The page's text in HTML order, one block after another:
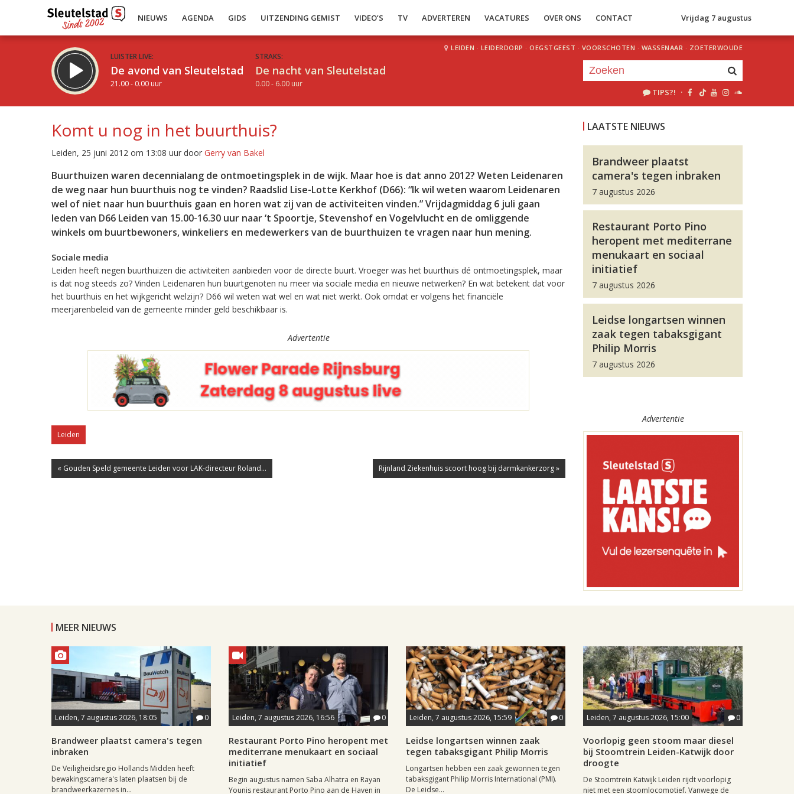
NIEUWS AGENDA GIDS UITZENDING GEMIST VIDEO’S TV ADVERTEREN VACATURES OVER ONS CONTACT Vrijdag 7 augustus
LUISTER LIVE:
De avond van Sleutelstad
21.00 - 0.00 uur
STRAKS:
De nacht van Sleutelstad
0.00 - 6.00 uur
LEIDEN · LEIDERDORP · OEGSTGEEST · VOORSCHOTEN · WASSENAAR · ZOETERWOUDE
TIPS?! ·
Inklappen
Komt u nog in het buurthuis?
Leiden, 25 juni 2012 om 13:08 uur door Gerry van Bakel
Buurthuizen waren decennialang de ontmoetingsplek in de wijk. Maar hoe is dat anno 2012? Weten Leidenaren
de weg naar hun buurthuis nog te vinden? Raadslid Lise-Lotte Kerkhof (D66): “Ik wil weten waarom Leidenaren
wel of niet naar hun buurthuis gaan en horen wat zij van de activiteiten vinden.” Vrijdagmiddag 6 juli gaan
leden van D66 Leiden van 15.00-16.30 uur naar ‘t Spoortje, Stevenshof en Vogelvlucht en de omliggende
winkels om buurtbewoners, winkeliers en medewerkers van de buurthuizen te vragen naar hun mening.
Sociale media
Leiden heeft negen buurthuizen die activiteiten aanbieden voor de directe buurt. Vroeger was het buurthuis dé ontmoetingsplek, maar
is dat nog steeds zo? Vinden Leidenaren hun buurtgenoten nu meer via sociale media en nieuwe netwerken? En wat betekent dat voor
het buurthuis en het wijkgericht welzijn? D66 wil weten wat wel en wat niet werkt. Ook omdat er volgens het financiële
meerjarenbeleid van de gemeente minder geld beschikbaar is.
Advertentie
Leiden
« Gouden Speld gemeente Leiden voor LAK-directeur Roland... Rijnland Ziekenhuis scoort hoog bij darmkankerzorg »
LAATSTE NIEUWS
Brandweer plaatst
camera's tegen inbraken
7 augustus 2026
Restaurant Porto Pino
heropent met mediterrane
menukaart en sociaal
initiatief
7 augustus 2026
Leidse longartsen winnen
zaak tegen tabaksgigant
Philip Morris
7 augustus 2026
Advertentie
MEER NIEUWS
Leiden, 7 augustus 2026, 18:05 0
Brandweer plaatst camera's tegen
inbraken
De Veiligheidsregio Hollands Midden heeft
bewakingscamera's laten plaatsen bij de
brandweerkazernes in...
Leiden, 7 augustus 2026, 16:56 0
Restaurant Porto Pino heropent met
mediterrane menukaart en sociaal
initiatief
Begin augustus namen Saba Alhatra en Rayan
Younis restaurant Porto Pino aan de Haven in
Leiden, 7 augustus 2026, 15:59 0
Leidse longartsen winnen zaak
tegen tabaksgigant Philip Morris
Longartsen hebben een zaak gewonnen tegen
tabaksgigant Philip Morris International (PMI).
De Leidse...
Leiden, 7 augustus 2026, 15:00 0
Voorlopig geen stoom maar diesel
bij Stoomtrein Leiden-Katwijk door
droogte
De Stoomtrein Katwijk Leiden rijdt voorlopig
niet met een stoomlocomotief. Vanwege de